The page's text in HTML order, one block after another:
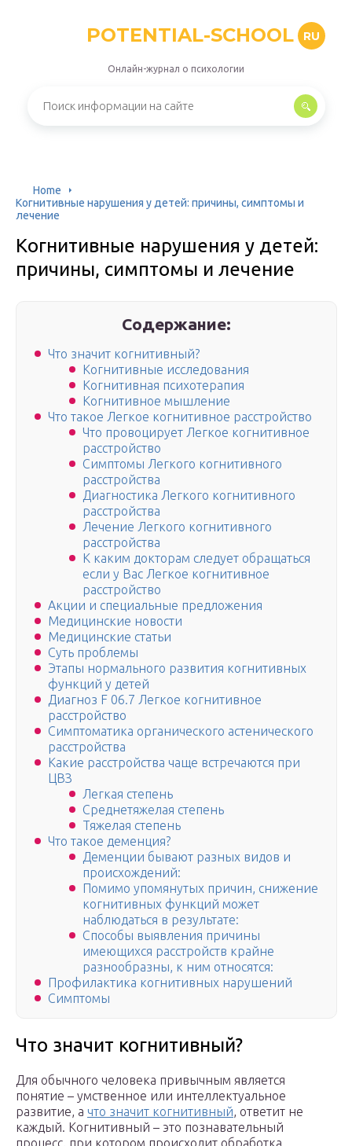
POTENTIAL-SCHOOL RU
Онлайн-журнал о психологии
Home
Когнитивные нарушения у детей: причины, симптомы и
лечение
Когнитивные нарушения у детей:
причины, симптомы и лечение
Содержание:
Что значит когнитивный?
Когнитивные исследования
Когнитивная психотерапия
Когнитивное мышление
Что такое Легкое когнитивное расстройство
Что провоцирует Легкое когнитивное
расстройство
Симптомы Легкого когнитивного
расстройства
Диагностика Легкого когнитивного
расстройства
Лечение Легкого когнитивного
расстройства
К каким докторам следует обращаться
если у Вас Легкое когнитивное
расстройство
Акции и специальные предложения
Медицинские новости
Медицинские статьи
Суть проблемы
Этапы нормального развития когнитивных
функций у детей
Диагноз F 06.7 Легкое когнитивное
расстройство
Симптоматика органического астенического
расстройства
Какие расстройства чаще встречаются при
ЦВЗ
Легкая степень
Среднетяжелая степень
Тяжелая степень
Что такое деменция?
Деменции бывают разных видов и
происхождений:
Помимо упомянутых причин, снижение
когнитивных функций может
наблюдаться в результате:
Способы выявления причины
имеющихся расстройств крайне
разнообразны, к ним относятся:
Профилактика когнитивных нарушений
Симптомы
Что значит когнитивный?
Для обычного человека привычным является
понятие – умственное или интеллектуальное
развитие, а что значит когнитивный, ответит не
каждый. Когнитивный – это познавательный
процесс, при котором происходит обработка